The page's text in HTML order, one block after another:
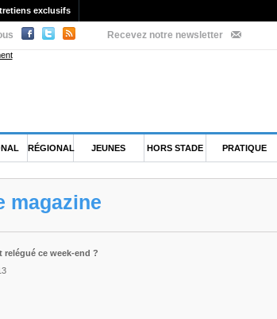
exclusifs
Recevez notre newsletter
RÉGIONAL JEUNES HORS STADE PRATIQUE
magazine
relégué ce week-end ?